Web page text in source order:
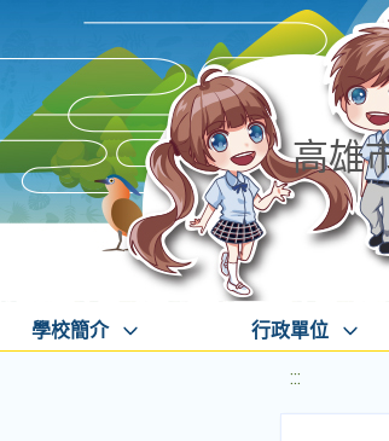
高雄
學校簡介 行政單位
:::